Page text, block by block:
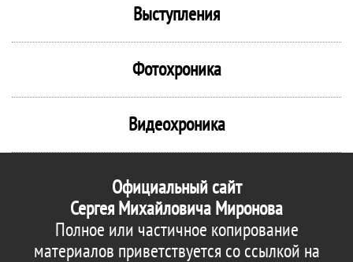
Выступления
Фотохроника
Видеохроника
Официальный сайт
Сергея Михайловича Миронова
Полное или частичное копирование
материалов приветствуется со ссылкой на